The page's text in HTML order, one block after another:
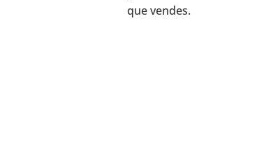
que vendes.